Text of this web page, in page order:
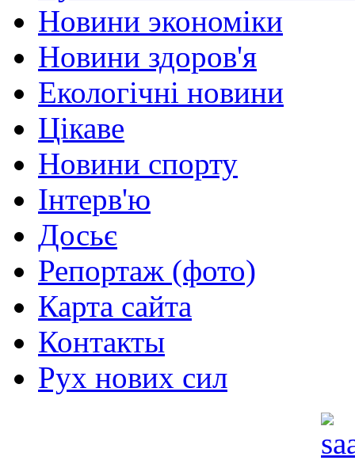
Новини экономіки
Новини здоров'я
Екологічні новини
Цікаве
Новини спорту
Інтерв'ю
Досьє
Репортаж (фото)
Карта сайта
Контакты
Рух нових сил